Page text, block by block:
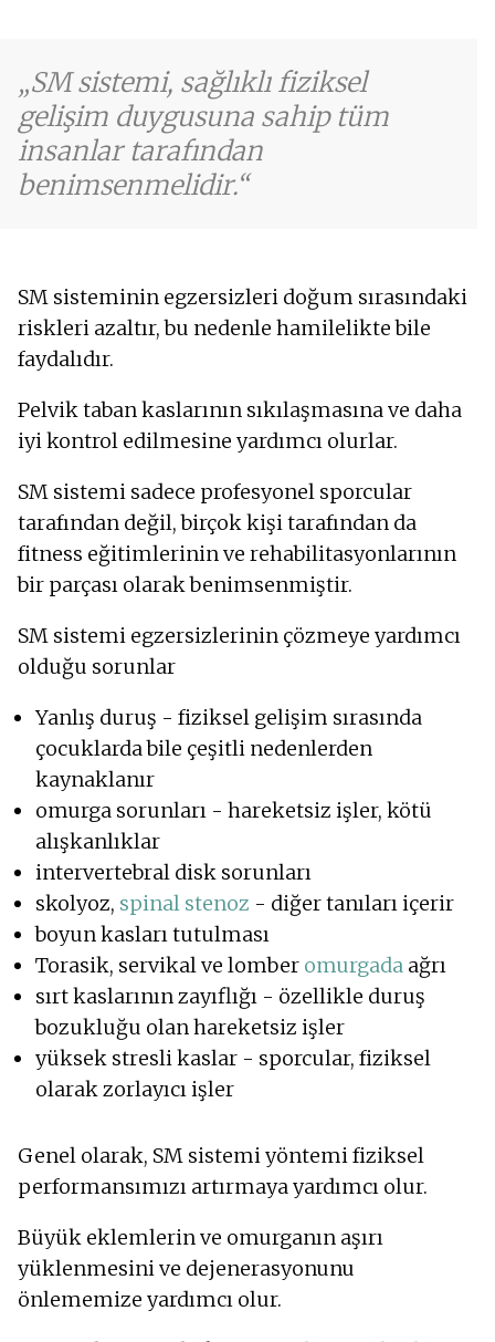
SM sistemi, sağlıklı fiziksel
gelişim duygusuna sahip tüm
insanlar tarafından
benimsenmelidir.
SM sisteminin egzersizleri doğum sırasındaki
riskleri azaltır, bu nedenle hamilelikte bile
faydalıdır.
Pelvik taban kaslarının sıkılaşmasına ve daha
iyi kontrol edilmesine yardımcı olurlar.
SM sistemi sadece profesyonel sporcular
tarafından değil, birçok kişi tarafından da
fitness eğitimlerinin ve rehabilitasyonlarının
bir parçası olarak benimsenmiştir.
SM sistemi egzersizlerinin çözmeye yardımcı
olduğu sorunlar
Yanlış duruş - fiziksel gelişim sırasında
çocuklarda bile çeşitli nedenlerden
kaynaklanır
omurga sorunları - hareketsiz işler, kötü
alışkanlıklar
intervertebral disk sorunları
skolyoz, spinal stenoz - diğer tanıları içerir
boyun kasları tutulması
Torasik, servikal ve lomber omurgada ağrı
sırt kaslarının zayıflığı - özellikle duruş
bozukluğu olan hareketsiz işler
yüksek stresli kaslar - sporcular, fiziksel
olarak zorlayıcı işler
Genel olarak, SM sistemi yöntemi fiziksel
performansımızı artırmaya yardımcı olur.
Büyük eklemlerin ve omurganın aşırı
yüklenmesini ve dejenerasyonunu
önlememize yardımcı olur.